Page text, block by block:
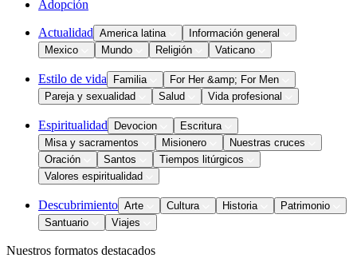
Adopción
Actualidad America latina
Información general
Mexico
Mundo Religión Vaticano
Estilo de vida Familia
For Her &amp; For Men
Pareja y sexualidad
Salud Vida profesional
Espiritualidad Devocion
Escritura
Misa y sacramentos
Misionero
Nuestras cruces
Oración
Santos
Tiempos litúrgicos
Valores espiritualidad
Descubrimiento Arte Cultura Historia
Patrimonio
Santuario
Viajes
Nuestros formatos destacados